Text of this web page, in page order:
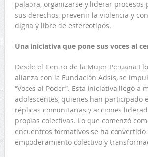
palabra, organizarse y liderar procesos
sus derechos, prevenir la violencia y
digna y libre de estereotipos.
Una iniciativa que pone sus voces al
Desde el Centro de la Mujer Peruana
alianza con la Fundación Adsis, se
“Voces al Poder”. Esta iniciativa llegó a
adolescentes, quienes han participado
réplicas comunitarias y acciones
propias colectivas. Lo que comenzó
encuentros formativos se ha convertido
empoderamiento colectivo y